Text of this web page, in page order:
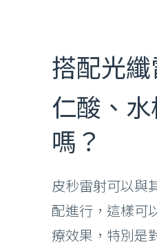
搭配光
仁酸、
嗎？
皮秒雷射可以與
配進行，這樣可
療效果，特別是